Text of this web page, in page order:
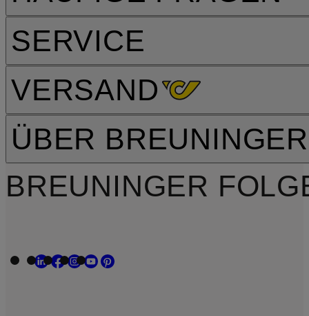
SERVICE
VERSAND
ÜBER BREUNINGER
BREUNINGER